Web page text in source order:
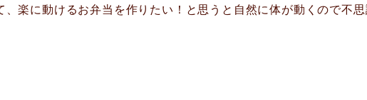
楽に動けるお弁当を作りたい！と思うと自然に体が動くので不